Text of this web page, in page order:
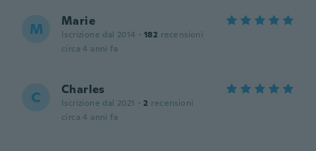
M Marie
Iscrizione dal 2014 · 182 recensioni
circa 4 anni fa
C Charles
Iscrizione dal 2021 · 2 recensioni
circa 4 anni fa